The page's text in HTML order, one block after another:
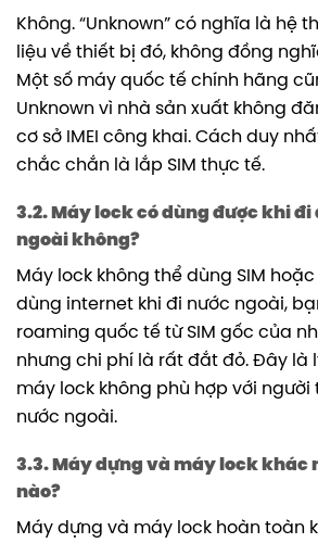
Không. “Unknown” có nghĩa là hệ
liệu về thiết bị đó, không đồng
Một số máy quốc tế chính hãng
Unknown vì nhà sản xuất không
cơ sở IMEI công khai. Cách duy
chắc chắn là lắp SIM thực tế.
3.2. Máy lock có dùng được khi đi
ngoài không?
Máy lock không thể dùng SIM
dùng internet khi đi nước ngoài,
roaming quốc tế từ SIM gốc của
nhưng chi phí là rất đắt đỏ. Đây là
máy lock không phù hợp với người
nước ngoài.
3.3. Máy dựng và máy lock khác
nào?
Máy dựng và máy lock hoàn toàn